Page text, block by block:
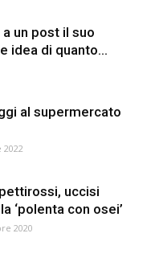
un post il suo
idea di quanto...
al supermercato
uccisi
‘polenta con osei’
2020